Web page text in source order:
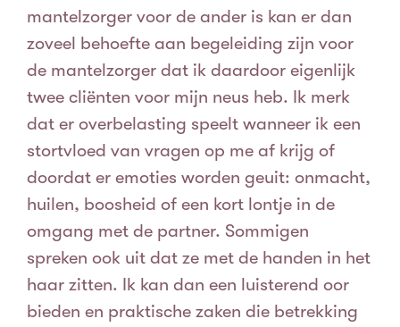
mantelzorger voor de ander is kan er dan
zoveel behoefte aan begeleiding zijn voor
de mantelzorger dat ik daardoor eigenlijk
twee cliënten voor mijn neus heb. Ik merk
dat er overbelasting speelt wanneer ik een
stortvloed van vragen op me af krijg of
doordat er emoties worden geuit: onmacht,
huilen, boosheid of een kort lontje in de
omgang met de partner. Sommigen
spreken ook uit dat ze met de handen in het
haar zitten. Ik kan dan een luisterend oor
bieden en praktische zaken die betrekking